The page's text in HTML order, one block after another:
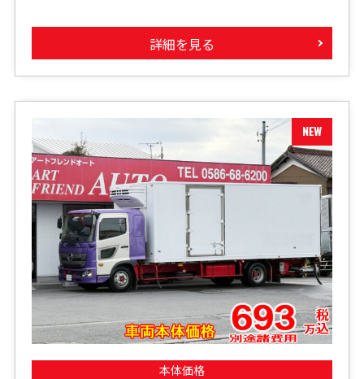
詳細を見る
本体価格